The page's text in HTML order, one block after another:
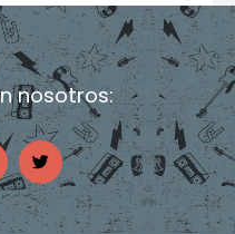
nosotros:
T
w
i
t
t
e